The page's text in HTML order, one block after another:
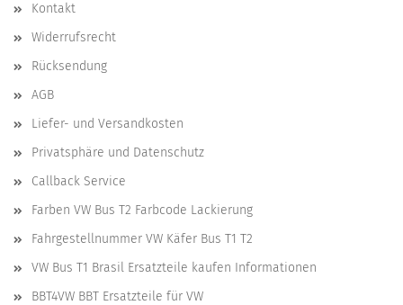
Kontakt
Widerrufsrecht
Rücksendung
AGB
Liefer- und Versandkosten
Privatsphäre und Datenschutz
Callback Service
Farben VW Bus T2 Farbcode Lackierung
Fahrgestellnummer VW Käfer Bus T1 T2
VW Bus T1 Brasil Ersatzteile kaufen Informationen
BBT4VW BBT Ersatzteile für VW